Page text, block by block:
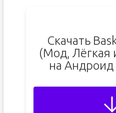
Скачать
(Мод, Лёгкая
на Андроид